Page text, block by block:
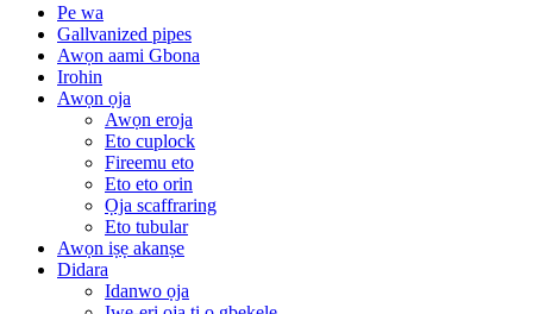
Pe wa
Gallvanized pipes
Awọn aami Gbona
Irohin
Awọn ọja
Awọn eroja
Eto cuplock
Fireemu eto
Eto eto orin
Ọja scaffraring
Eto tubular
Awọn iṣẹ akanṣe
Didara
Idanwo ọja